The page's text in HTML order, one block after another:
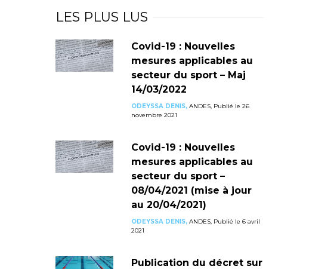
LES PLUS LUS
Covid-19 : Nouvelles
mesures applicables au
secteur du sport – Maj
14/03/2022
ODEYSSA DENIS,ANDES, Publié le 26
novembre 2021
Covid-19 : Nouvelles
mesures applicables au
secteur du sport –
08/04/2021 (mise à jour
au 20/04/2021)
ODEYSSA DENIS,ANDES, Publié le 6 avril
2021
Publication du décret sur